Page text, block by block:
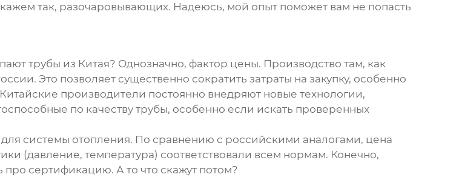
так, разочаровывающих. Надеюсь, мой опыт поможет вам не попасть
трубы из Китая? Однозначно, фактор цены. Производство там, как
Это позволяет существенно сократить затраты на закупку, особенно
производители постоянно внедряют новые технологии,
по качеству трубы, особенно если искать проверенных
для системы отопления. По сравнению с российскими аналогами, цена
(давление, температура) соответствовали всем нормам. Конечно,
сертификацию. А то что скажут потом?